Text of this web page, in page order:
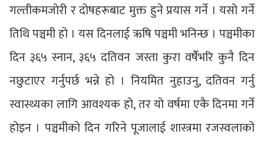
गल्तीकमजोरी र दोषहरूबाट मुक्त हुने प्रयास गर्ने । यसो गर्ने
तिथि पञ्चमी हो । यस दिनलाई ऋषि पञ्चमी भनिन्छ । पञ्चमीका
दिन ३६५ स्नान, ३६५ दतिवन जस्ता कुरा वर्षैभरि कुनै दिन
नछुटाएर गर्नुपर्छ भन्ने हो । नियमित नुहाउनु, दतिवन गर्नु
स्वास्थ्यका लागि आवश्यक हो, तर यो वर्षमा एकै दिनमा गर्ने
होइन । पञ्चमीको दिन गरिने पूजालाई शास्त्रमा रजस्वलाको